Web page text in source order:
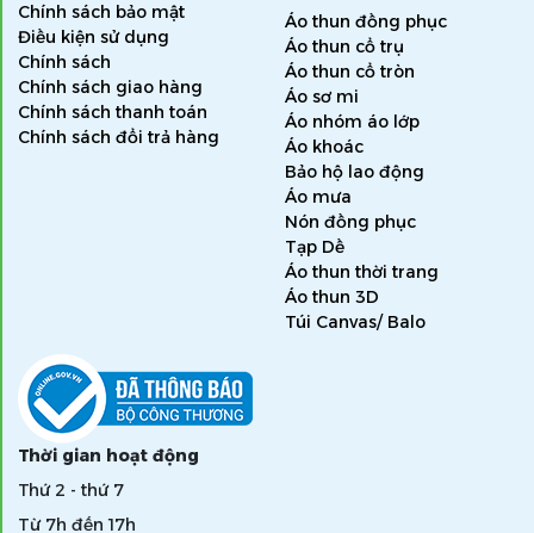
Chính sách bảo mật
Điều kiện sử dụng
Chính sách
Chính sách giao hàng
Chính sách thanh toán
Chính sách đổi trả hàng
Áo thun đồng phục
Áo thun cổ trụ
Áo thun cổ tròn
Áo sơ mi
Áo nhóm áo lớp
Áo khoác
Bảo hộ lao động
Áo mưa
Nón đồng phục
Tạp Dề
Áo thun thời trang
Áo thun 3D
Túi Canvas/ Balo
Thời gian hoạt động
Thứ 2 - thứ 7
Từ 7h đến 17h